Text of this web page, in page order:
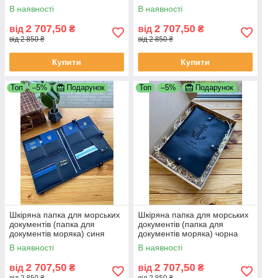
В наявності
від 2 707,50 ₴
від 2 850 ₴
Купити
В наявності
від 2 707,50 ₴
від 2 850 ₴
Купити
Топ –5% Подарунок
Шкіряна папка для морських
документів (папка для
документів моряка) синя
В наявності
від 2 707,50 ₴
Топ –5% Подарунок
Шкіряна папка для морських
документів (папка для
документів моряка) чорна
В наявності
від 2 707,50 ₴